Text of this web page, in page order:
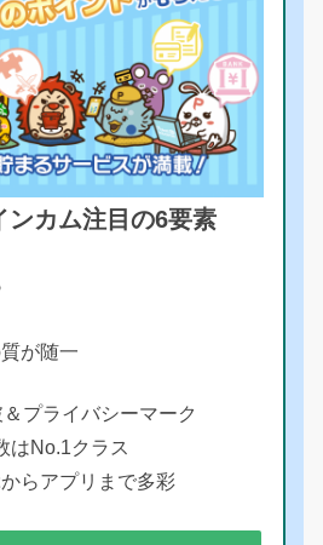
ンカム注目の6要素
が随一
プライバシーマーク
はNo.1クラス
らアプリまで多彩